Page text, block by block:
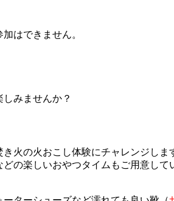
はできません。
みませんか？
火の火おこし体験にチャレンジしま
の楽しいおやつタイムもご用意して